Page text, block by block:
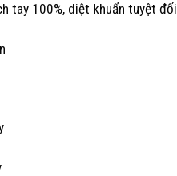
tay 100%, diệt khuẩn tuyệt đối